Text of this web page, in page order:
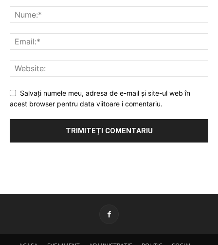
Salvați numele meu, adresa de e-mail și site-ul web în
acest browser pentru data viitoare i comentariu.